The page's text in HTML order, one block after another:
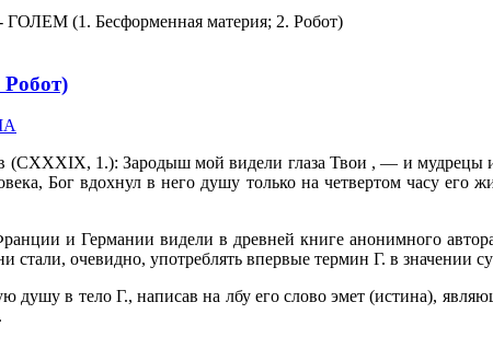
ГОЛЕМ (1. Бесформенная материя; 2. Робот)
(CXXXIX, 1.): Зародыш мой видели глаза Твои , — и мудрецы
Бог вдохнул в него душу только на четвертом часу
и Германии видели в древней книге анонимного
очевидно, употреблять впервые термин Г. в значении
в тело Г., написав на лбу его слово эмет (истина),